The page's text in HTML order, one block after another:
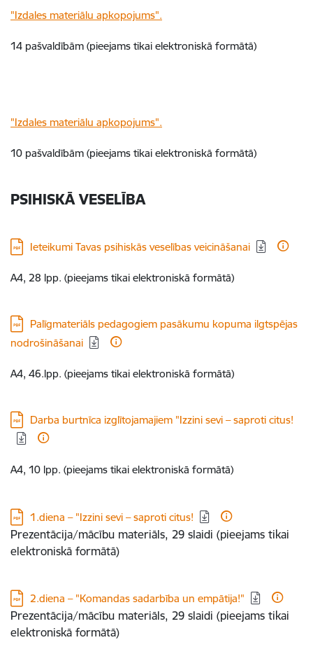
"Izdales materiālu apkopojums".
14 pašvaldībām (pieejams tikai elektroniskā formātā)
"Izdales materiālu apkopojums".
10 pašvaldībām (pieejams tikai elektroniskā formātā)
PSIHISKĀ VESELĪBA
Lejupielādēt:
Ieteikumi Tavas psihiskās veselības veicināšanai
A4, 28 lpp. (pieejams tikai elektroniskā formātā)
Lejupielādēt:
Palīgmateriāls pedagogiem pasākumu kopuma ilgtspējas
nodrošināšanai
A4, 46.lpp. (pieejams tikai elektroniskā formātā)
Lejupielādēt:
Darba burtnīca izglītojamajiem "Izzini sevi – saproti citus!
A4, 10 lpp. (pieejams tikai elektroniskā formātā)
Lejupielādēt:
1.diena – "Izzini sevi – saproti citus!
Prezentācija/mācību materiāls, 29 slaidi (pieejams tikai
elektroniskā formātā)
Lejupielādēt:
2.diena – "Komandas sadarbība un empātija!"
Prezentācija/mācību materiāls, 29 slaidi (pieejams tikai
elektroniskā formātā)